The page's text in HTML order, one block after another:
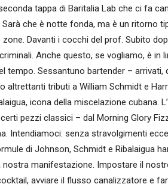
tappa di Baritalia Lab che ci fa
che è notte fonda, ma è un ritorno
Davanti i cocchi del prof. Subito
Anche questo, se vogliamo, è in
tempo. Sessantuno bartender –
tributi a William Schmidt e
icona della miscelazione cubana.
pezzi classici – dal Morning Glory
Intendiamoci: senza stravolgimenti
di Johnson, Schmidt e Ribalaigua
nostra manifestazione. Impostare il
avviare il flusso canalizzatore e